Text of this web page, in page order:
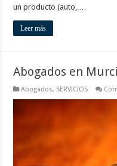
un producto (auto, …
Leer más
Abogados en
Abogados, SERVICIOS